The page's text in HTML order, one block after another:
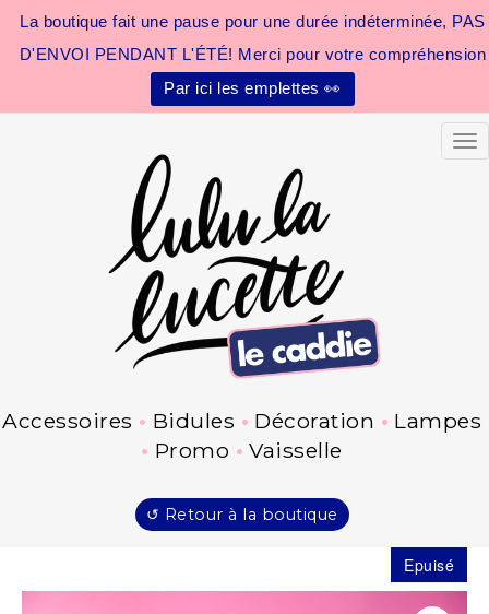
La boutique fait une pause pour une durée indéterminée, PAS
D'ENVOI PENDANT L'ÉTÉ! Merci pour votre compréhension
Par ici les emplettes 👀
Accessoires Bidules Décoration
Lampes
Promo
Vaisselle
↺ Retour à la boutique
Epuisé